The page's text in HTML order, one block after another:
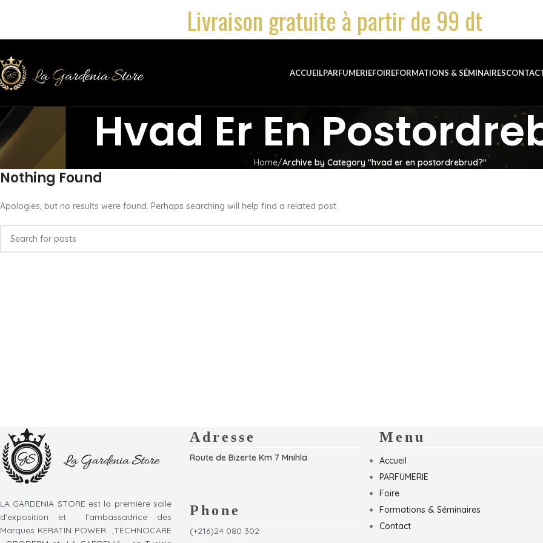
Livraison gratuite à partir de 99 dt
ACCUEILPARFUMERIEFOIREFORMATIONS & SÉMINAIRES
Hvad Er En
Home Archive by Category "hvad er en postordrebrud?"
Nothing Found
Apologies, but no results were found. Perhaps searching will help find a related post.
LA GARDENIA STORE est la première salle
d’exposition et l’ambassadrice des
Marques KERATIN POWER ,TECHNOCARE
Adresse
Route de Bizerte Km 7 Mnihla
Phone
(+216)24 080 302
Menu
Accueil
PARFUMERIE
Foire
Formations & Séminaires
Contact